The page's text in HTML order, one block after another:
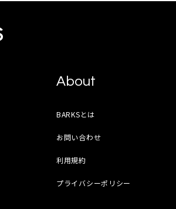
About
BARKSとは
お問い合わせ
利用規約
プライバシーポリシー